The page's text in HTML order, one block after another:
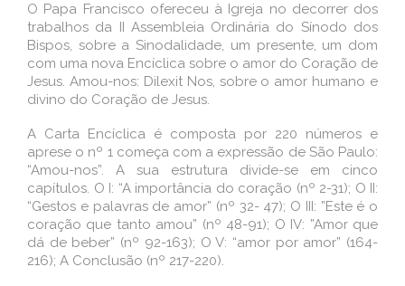
O Papa Francisco ofereceu à Igreja no decorrer dos
trabalhos da II Assembleia Ordinária do Sínodo dos
Bispos, sobre a Sinodalidade, um presente, um dom
com uma nova Encíclica sobre o amor do Coração de
Jesus. Amou-nos: Dilexit Nos, sobre o amor humano e
divino do Coração de Jesus.
A Carta Encíclica é composta por 220 números e
aprese o nº 1 começa com a expressão de São Paulo:
“Amou-nos”. A sua estrutura divide-se em cinco
capítulos. O I: “A importância do coração (nº 2-31); O II:
“Gestos e palavras de amor” (nº 32- 47); O III: ”Este é o
coração que tanto amou” (nº 48-91); O IV: ”Amor que
dá de beber” (nº 92-163); O V: “amor por amor” (164-
216); A Conclusão (nº 217-220).